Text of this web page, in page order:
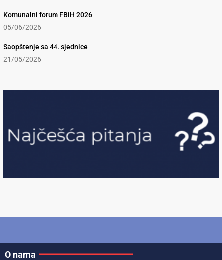
Komunalni forum FBiH 2026
05/06/2026
Saopštenje sa 44. sjednice
21/05/2026
O nama